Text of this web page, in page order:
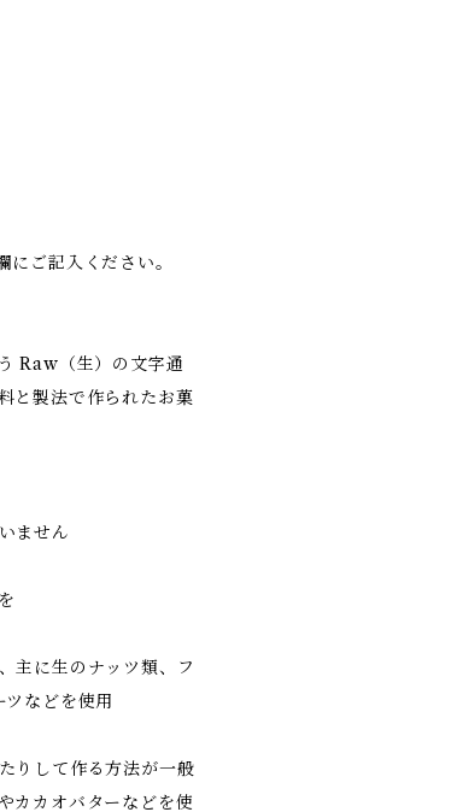
ご記入ください。
Raw（生）の文字通
と製法で作られたお菓
ません
主に生のナッツ類、フ
ツなどを使用
りして作る方法が一般
カカオバターなどを使